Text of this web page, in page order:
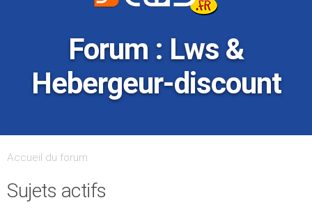
Forum : Lws &
Hebergeur-discount
Accueil du forum
Sujets actifs